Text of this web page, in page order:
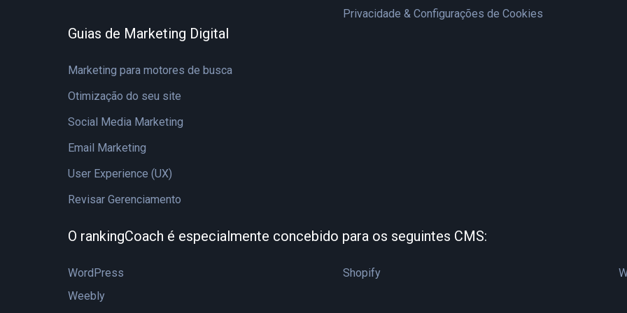
Privacidade & Configurações de Cookies
Guias de Marketing Digital
Marketing para motores de busca
Otimização do seu site
Social Media Marketing
Email Marketing
User Experience (UX)
Revisar Gerenciamento
O rankingCoach é especialmente concebido para os seguintes CMS:
WordPress Shopify
Weebly